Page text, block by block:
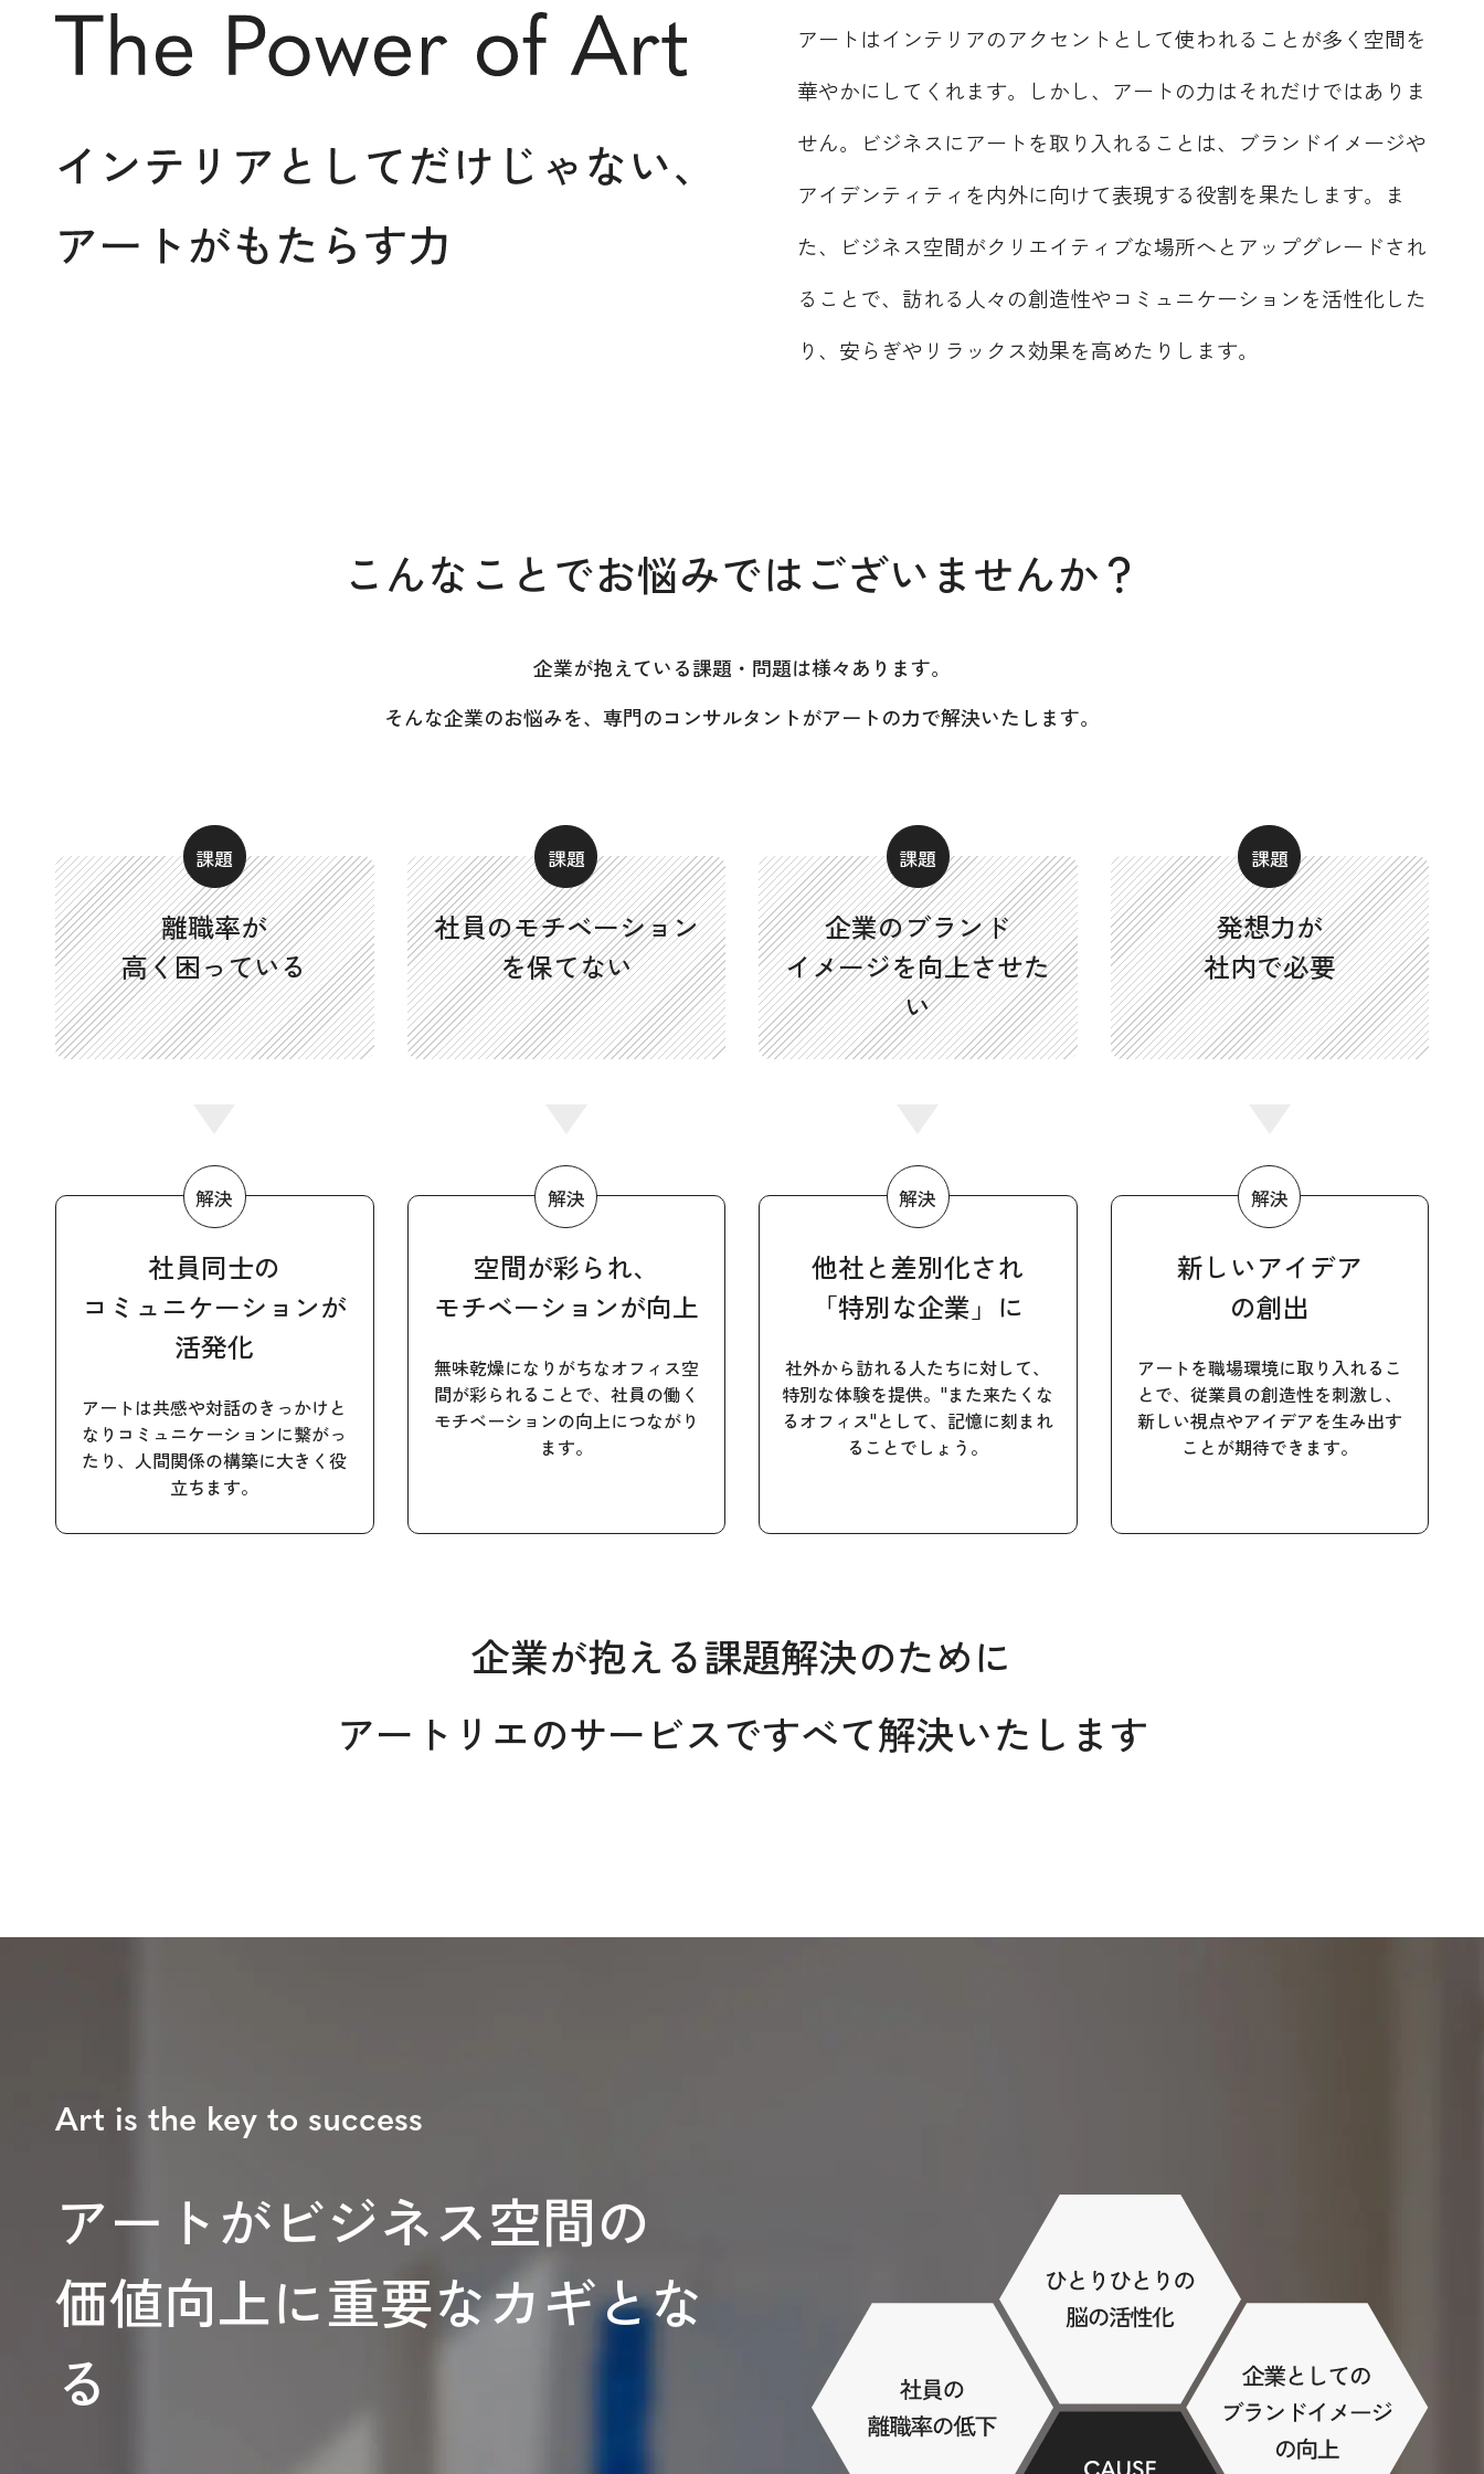
アートはインテリアのアクセントとして使われることが多く空間を
華やかにしてくれます。しかし、アートの力はそれだけではありま
せん。ビジネスにアートを取り入れることは、ブランドイメージや
アイデンティティを内外に向けて表現する役割を果たします。ま
た、ビジネス空間がクリエイティブな場所へとアップグレードされ
ることで、訪れる人々の創造性やコミュニケーションを活性化した
り、安らぎやリラックス効果を高めたりします。
こんなことでお悩みではございませんか？
企業が抱えている課題・問題は様々あります。
そんな企業のお悩みを、専門のコンサルタントがアートの力で解決いたします。
離職率が
高く困っている
社員のモチベーション
を保てない
企業のブランド
イメージを向上させた
い
発想力が
社内で必要
社員同士の
コミュニケーションが
活発化
アートは共感や対話のきっかけと
なりコミュニケーションに繋がっ
たり、人間関係の構築に大きく役
立ちます。
空間が彩られ、
モチベーションが向上
無味乾燥になりがちなオフィス空
間が彩られることで、社員の働く
モチベーションの向上につながり
ます。
他社と差別化され
「特別な企業」に
社外から訪れる人たちに対して、
特別な体験を提供。"また来たくな
るオフィス"として、記憶に刻まれ
ることでしょう。
新しいアイデア
の創出
アートを職場環境に取り入れるこ
とで、従業員の創造性を刺激し、
新しい視点やアイデアを生み出す
ことが期待できます。
企業が抱える課題解決のために
アートリエのサービスですべて解決いたします
Art is the key to success
アートがビジネス空間の
価値向上に重要なカギとな
る